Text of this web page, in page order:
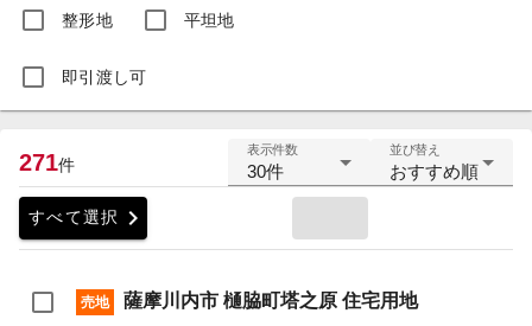
整形地 平坦地
即引渡し可
271件
表示件数
30件
並び替え
おすすめ順
すべて選択 chevron_right
売地 薩摩川内市 樋脇町塔之原 住宅用地